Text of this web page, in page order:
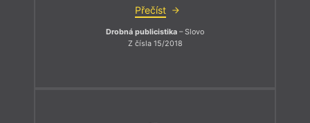
Přečíst
Drobná publicistika – Slovo
Z čísla 15/2018